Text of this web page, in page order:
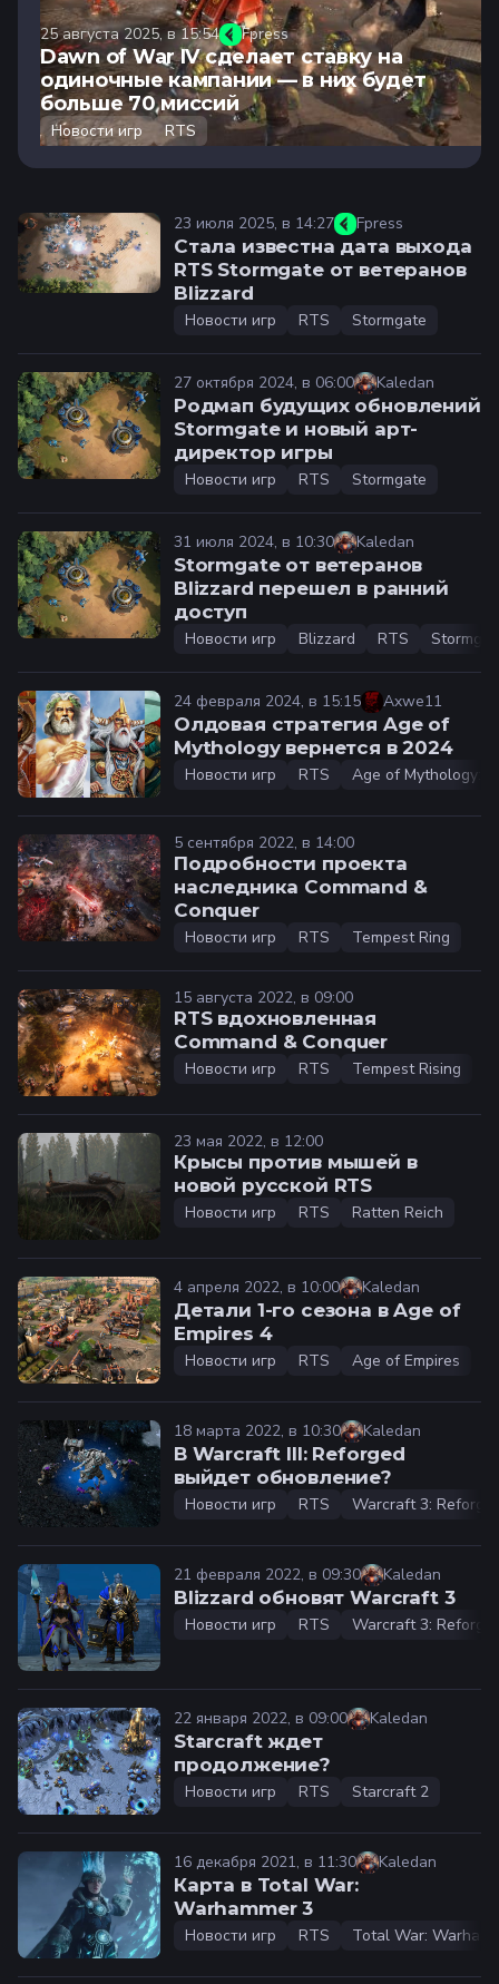
25 августа 2025, в 15:54 Fpress
Dawn of War IV сделает ставку на
одиночные кампании — в них будет
больше 70 миссий
Новости игр RTS
23 июля 2025, в 14:27 Fpress
Стала известна дата выхода
RTS Stormgate от ветеранов
Blizzard
Новости игр RTS Stormgate
27 октября 2024, в 06:00 Kaledan
Родмап будущих обновлений
Stormgate и новый арт-
директор игры
Новости игр RTS Stormgate
31 июля 2024, в 10:30 Kaledan
Stormgate от ветеранов
Blizzard перешел в ранний
доступ
Новости игр Blizzard RTS
24 февраля 2024, в 15:15 Axwe11
Олдовая стратегия Age of
Mythology вернется в 2024
Новости игр RTS Age of Mythology:
5 сентября 2022, в 14:00
Подробности проекта
наследника Command &
Conquer
Новости игр RTS Tempest Ring
15 августа 2022, в 09:00
RTS вдохновленная
Command & Conquer️
Новости игр RTS Tempest Rising
23 мая 2022, в 12:00
Крысы против мышей в
новой русской RTS️
Новости игр RTS Ratten Reich
4 апреля 2022, в 10:00 Kaledan
Детали 1-го сезона в Age of
Empires 4
Новости игр RTS Age of Empires
18 марта 2022, в 10:30 Kaledan
В Warcraft III: Reforged
выйдет обновление?
Новости игр RTS Warcraft 3:
21 февраля 2022, в 09:30 Kaledan
Blizzard обновят Warcraft 3
Новости игр RTS Warcraft 3:
22 января 2022, в 09:00 Kaledan
Starcraft ждет
продолжение?
Новости игр RTS Starcraft 2
16 декабря 2021, в 11:30 Kaledan
Карта в Total War:
Warhammer 3
Новости игр RTS Total War: